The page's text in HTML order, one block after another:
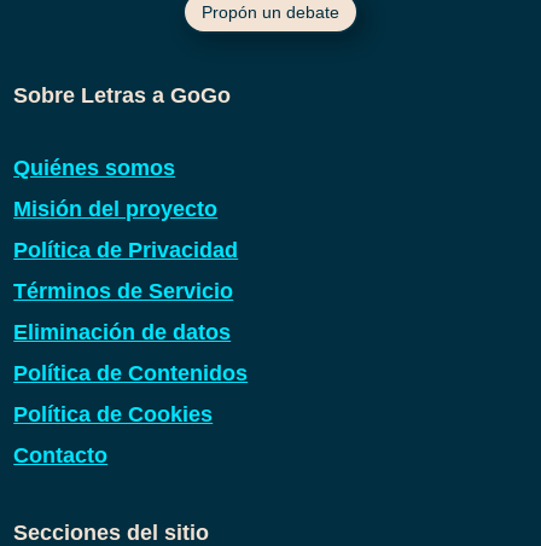
Propón un debate
Sobre Letras a GoGo
Quiénes somos
Misión del proyecto
Política de Privacidad
Términos de Servicio
Eliminación de datos
Política de Contenidos
Política de Cookies
Contacto
Secciones del sitio